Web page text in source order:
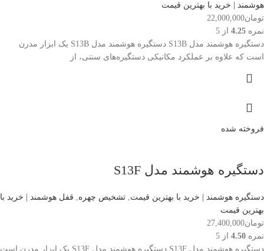
هوشمند | خرید با بهترین قیمت
تومان22,000,000
نمره 4.25 از 5
دستگیره هوشمند مدل S13B دستگیره هوشمند مدل S13B یک ابزار مدرن
است که علاوه بر عملکرد مکانیکی دستگیره‌های سنتی، از
فروخته شده
دستگیره هوشمند مدل S13F
دستگیره هوشمند | خرید با بهترین قیمت, تشخیص چهره, قفل هوشمند | خرید با
بهترین قیمت
تومان27,400,000
نمره 4.50 از 5
دستگیره هوشمند مدل S13F دستگیره هوشمند مدل S13F یک ابزار مدرن است